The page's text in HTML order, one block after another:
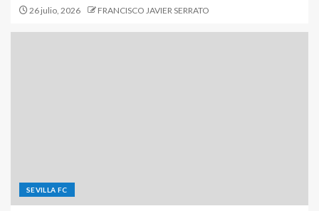
26 julio, 2026 FRANCISCO JAVIER SERRATO
SEVILLA FC